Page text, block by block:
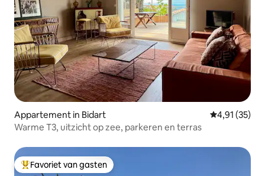
Appartement in Bidart Gemiddelde
4,91 (35)
Warme T3, uitzicht op zee, parkeren en terras
Topfavoriet van gasten
Favoriet van gasten